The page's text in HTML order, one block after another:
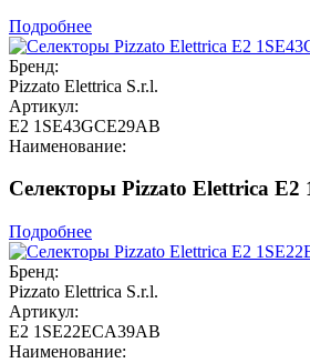
Подробнее
Бренд:
Pizzato Elettrica S.r.l.
Артикул:
E2 1SE43GCE29AB
Наименование:
Селекторы Pizzato Elettrica E2
Подробнее
Бренд:
Pizzato Elettrica S.r.l.
Артикул:
E2 1SE22ECA39AB
Наименование: